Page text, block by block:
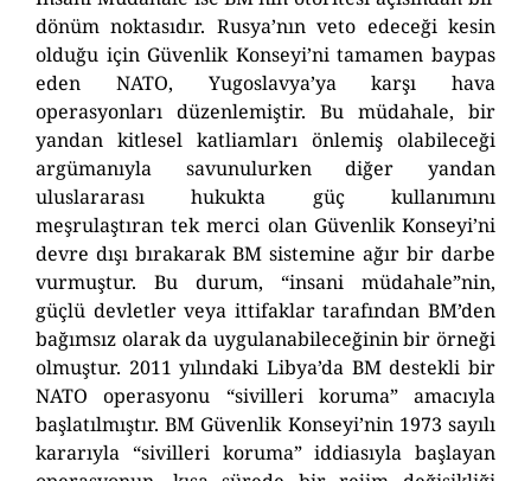
dönüm noktasıdır. Rusya’nın veto edeceği kesin
olduğu için Güvenlik Konseyi’ni tamamen baypas
eden NATO, Yugoslavya’ya karşı hava
operasyonları düzenlemiştir. Bu müdahale, bir
yandan kitlesel katliamları önlemiş olabileceği
argümanıyla savunulurken diğer yandan
uluslararası hukukta güç kullanımını
meşrulaştıran tek merci olan Güvenlik Konseyi’ni
devre dışı bırakarak BM sistemine ağır bir darbe
vurmuştur. Bu durum, “insani müdahale”nin,
güçlü devletler veya ittifaklar tarafından BM’den
bağımsız olarak da uygulanabileceğinin bir örneği
olmuştur. 2011 yılındaki Libya’da BM destekli bir
NATO operasyonu “sivilleri koruma” amacıyla
başlatılmıştır. BM Güvenlik Konseyi’nin 1973 sayılı
kararıyla “sivilleri koruma” iddiasıyla başlayan